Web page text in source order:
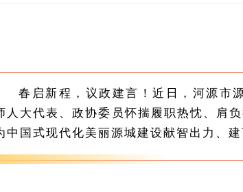
春启新程，议政建言！近日，河源市
人大代表、政协委员怀揣履职热忱、肩
中国式现代化美丽源城建设献智出力、建